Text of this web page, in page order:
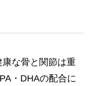
な骨と関節は重
・DHAの配合に